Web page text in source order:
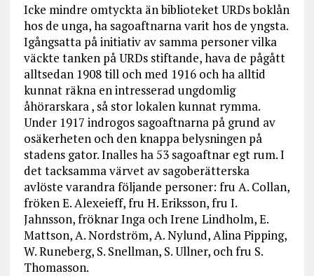
Icke mindre omtyckta än biblioteket URDs boklån
hos de unga, ha sagoaftnarna varit hos de yngsta.
Igångsatta på initiativ av samma personer vilka
väckte tanken på URDs stiftande, hava de pågått
alltsedan 1908 till och med 1916 och ha alltid
kunnat räkna en intresserad ungdomlig
åhörarskara , så stor lokalen kunnat rymma.
Under 1917 indrogos sagoaftnarna på grund av
osäkerheten och den knappa belysningen på
stadens gator. Inalles ha 53 sagoaftnar egt rum. I
det tacksamma värvet av sagoberätterska
avlöste varandra följande personer: fru A. Collan,
fröken E. Alexeieff, fru H. Eriksson, fru I.
Jahnsson, fröknar Inga och Irene Lindholm, E.
Mattson, A. Nordström, A. Nylund, Alina Pipping,
W. Runeberg, S. Snellman, S. Ullner, och fru S.
Thomasson.